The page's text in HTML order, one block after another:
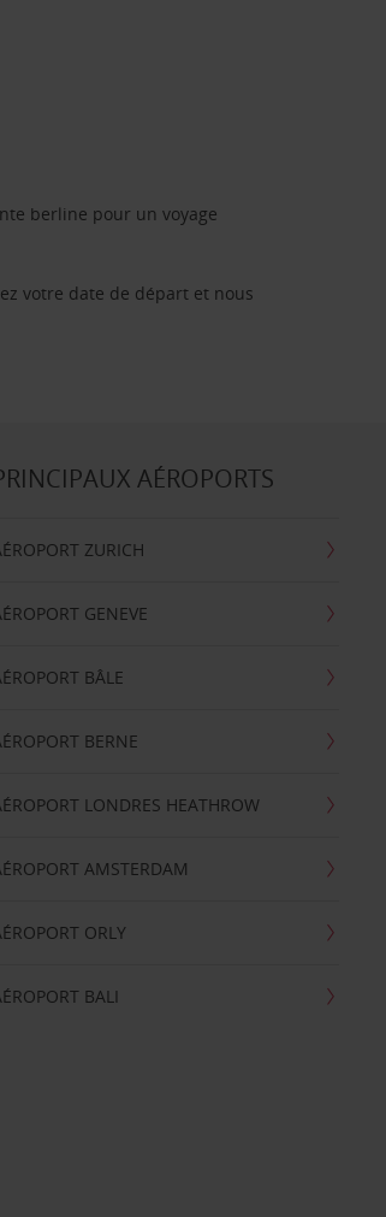
berline pour un voyage
votre date de départ et nous
AÉROPORTS
ZURICH
GENEVE
BÂLE
BERNE
LONDRES HEATHROW
AMSTERDAM
ORLY
BALI